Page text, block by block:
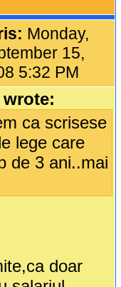
Monday,
15,
5:32 PM
ca scrisese
lege care
de 3 ani..mai
doar